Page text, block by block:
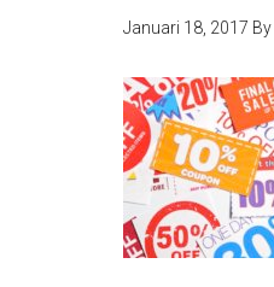
Januari 18, 2017 By